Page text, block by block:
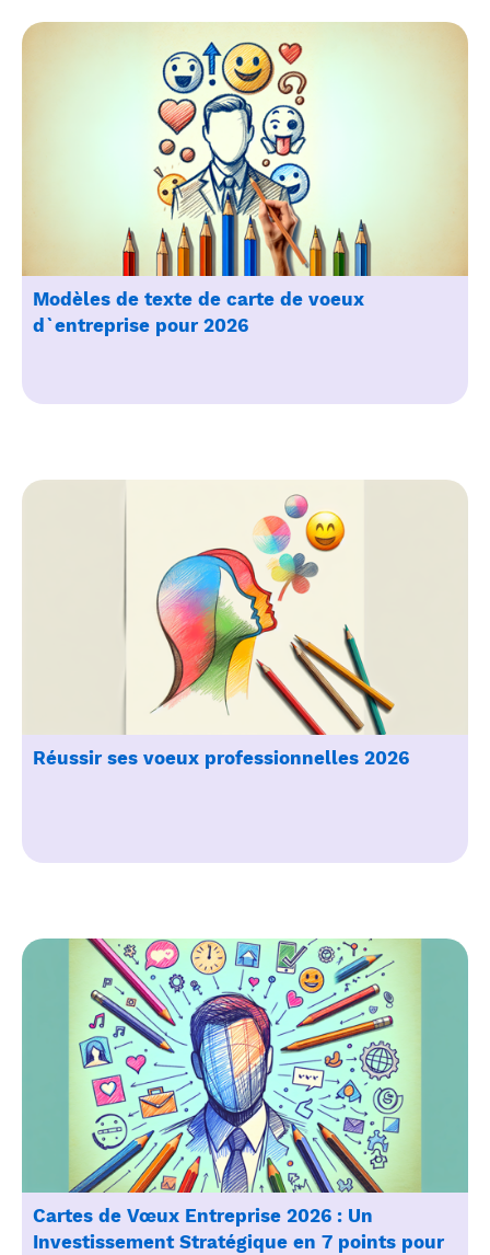
Modèles de texte de carte de voeux
d`entreprise pour 2026
Réussir ses voeux professionnelles 2026
Cartes de Vœux Entreprise 2026 : Un
Investissement Stratégique en 7 points pour